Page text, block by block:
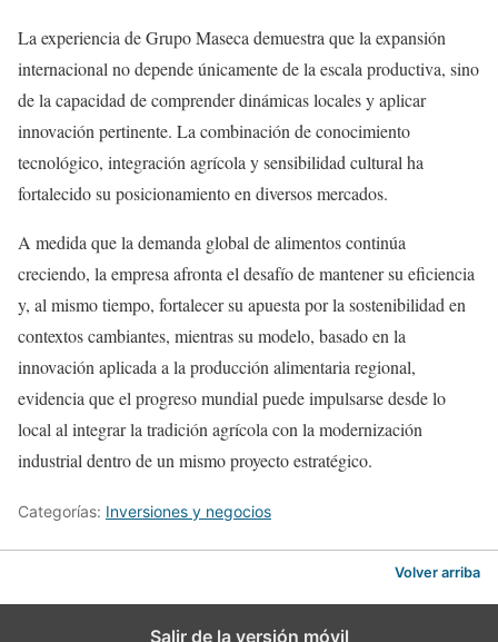
La experiencia de Grupo Maseca demuestra que la expansión
internacional no depende únicamente de la escala productiva, sino
de la capacidad de comprender dinámicas locales y aplicar
innovación pertinente. La combinación de conocimiento
tecnológico, integración agrícola y sensibilidad cultural ha
fortalecido su posicionamiento en diversos mercados.
A medida que la demanda global de alimentos continúa
creciendo, la empresa afronta el desafío de mantener su eficiencia
y, al mismo tiempo, fortalecer su apuesta por la sostenibilidad en
contextos cambiantes, mientras su modelo, basado en la
innovación aplicada a la producción alimentaria regional,
evidencia que el progreso mundial puede impulsarse desde lo
local al integrar la tradición agrícola con la modernización
industrial dentro de un mismo proyecto estratégico.
Categorías: Inversiones y negocios
Volver arriba
Salir de la versión móvil